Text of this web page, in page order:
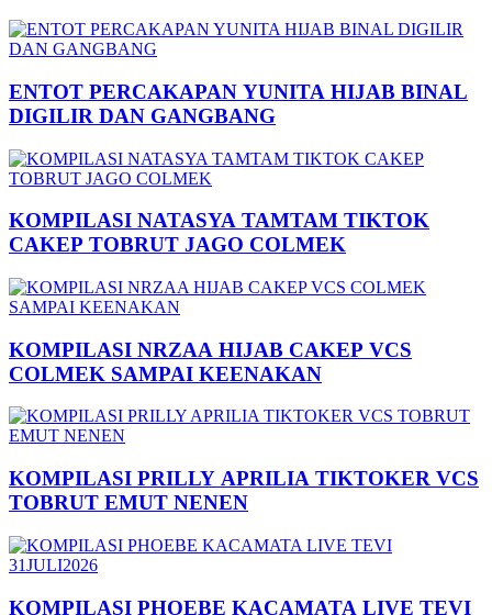
ENTOT PERCAKAPAN YUNITA HIJAB BINAL
DIGILIR DAN GANGBANG
KOMPILASI NATASYA TAMTAM TIKTOK
CAKEP TOBRUT JAGO COLMEK
KOMPILASI NRZAA HIJAB CAKEP VCS
COLMEK SAMPAI KEENAKAN
KOMPILASI PRILLY APRILIA TIKTOKER VCS
TOBRUT EMUT NENEN
KOMPILASI PHOEBE KACAMATA LIVE TEVI